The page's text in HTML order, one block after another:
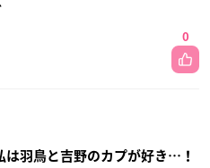
0
は羽鳥と吉野のカプが好き…！